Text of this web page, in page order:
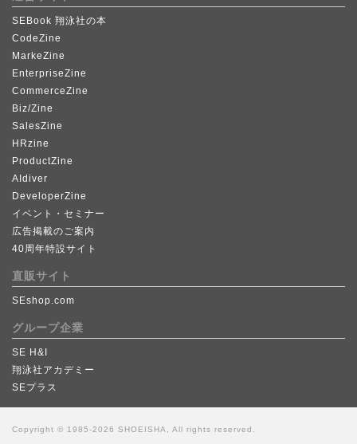
SEBook 翔泳社の本
CodeZine
MarkeZine
EnterpriseZine
CommerceZine
Biz/Zine
SalesZine
HRzine
ProductZine
AIdiver
DeveloperZine
イベント・セミナー
広告掲載のご案内
40周年特設サイト
直販サイト
SEshop.com
グループ企業
SE H&I
翔泳社アカデミー
SEプラス
Copyright © 1985-2026 SHOEISHA, All rights reserved.